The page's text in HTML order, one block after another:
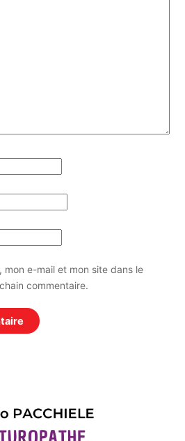
mon e-mail et mon site dans le
commentaire.